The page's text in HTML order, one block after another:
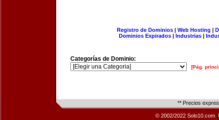
Registro de Dominios| Web Hosting |
Dominios Expirados | Industrias |
Categorías de Dominio:
[Pág.
** Precios
© 2002/2022 Solo10.com